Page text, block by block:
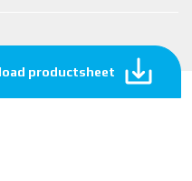
productsheet